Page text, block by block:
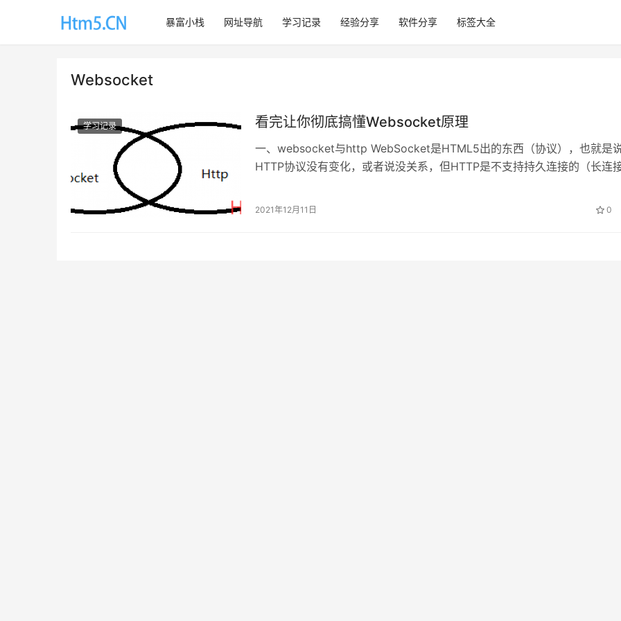
暴富小栈 网址导航 学习记录 经验分享 软件分享 标签大全
Websocket
学习记录 看完让你彻底搞懂Websocket原理
一、websocket与http WebSocket是HTML5出的东西（协议），也就是
HTTP协议没有变化，或者说没关系，但HTTP是不支持持久连接的（长连
2021年12月11日 0